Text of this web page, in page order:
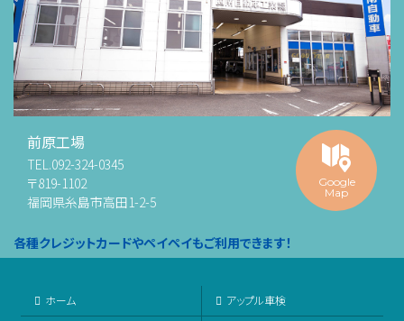
前原工場
TEL.092-324-0345
〒819-1102
福岡県糸島市高田1-2-5
Google
Map
各種クレジットカードやペイペイもご利用できます！
ホーム
アップル車検